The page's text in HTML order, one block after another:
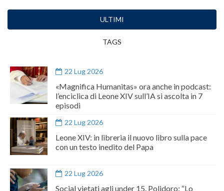
ULTIMI
TAGS
22 Lug 2026
«Magnifica Humanitas» ora anche in podcast:
l’enciclica di Leone XIV sull’IA si ascolta in 7
episodi
22 Lug 2026
Leone XIV: in libreria il nuovo libro sulla pace
con un testo inedito del Papa
22 Lug 2026
Social vietati agli under 15. Polidoro: “Lo